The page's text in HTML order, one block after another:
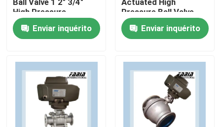
Para casa
Vídeos
Sobre nós
Ball Valve 1 2" 3/4"
High Pressure
Enviar inquérito
Actuated High
Pressure Ball Valve
Two Way
Enviar inquérito